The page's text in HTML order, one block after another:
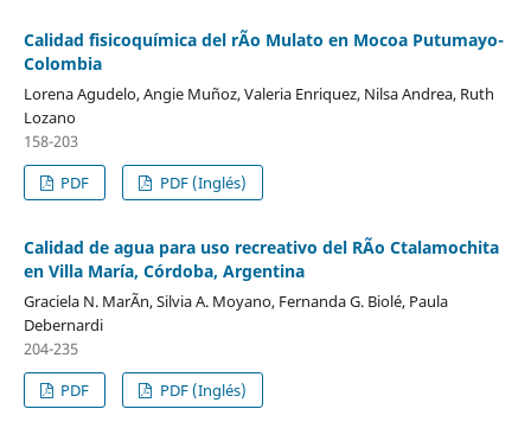
Calidad fisicoquímica del rÃ­o Mulato en Mocoa Putumayo-
Colombia
Lorena Agudelo, Angie Muñoz, Valeria Enriquez, Nilsa Andrea, Ruth
Lozano
158-203
PDF
PDF (Inglés)
Calidad de agua para uso recreativo del RÃ­o Ctalamochita
en Villa María, Córdoba, Argentina
Graciela N. MarÃ­n, Silvia A. Moyano, Fernanda G. Biolé, Paula
Debernardi
204-235
PDF
PDF (Inglés)